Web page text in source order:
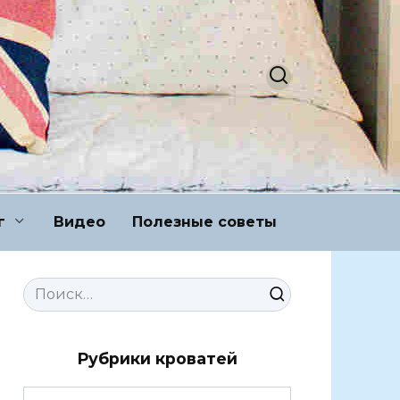
Видео Полезные советы
Search
for:
Рубрики кроватей